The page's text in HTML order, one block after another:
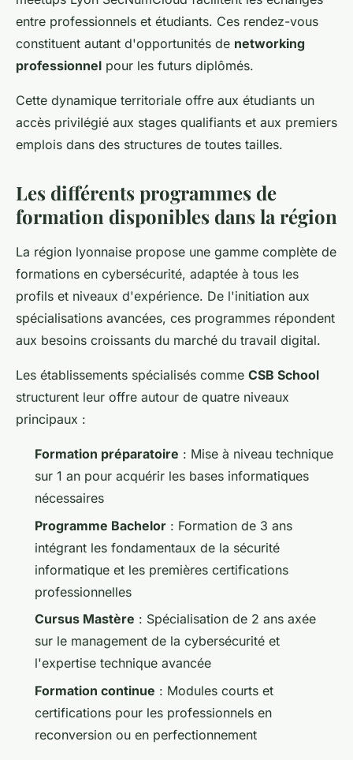
entre professionnels et étudiants. Ces rendez-vous
constituent autant d'opportunités de networking
professionnel pour les futurs diplômés.
Cette dynamique territoriale offre aux étudiants un
accès privilégié aux stages qualifiants et aux premiers
emplois dans des structures de toutes tailles.
Les différents programmes de
formation disponibles dans la région
La région lyonnaise propose une gamme complète de
formations en cybersécurité, adaptée à tous les
profils et niveaux d'expérience. De l'initiation aux
spécialisations avancées, ces programmes répondent
aux besoins croissants du marché du travail digital.
Les établissements spécialisés comme CSB School
structurent leur offre autour de quatre niveaux
principaux :
Formation préparatoire : Mise à niveau technique
sur 1 an pour acquérir les bases informatiques
nécessaires
Programme Bachelor : Formation de 3 ans
intégrant les fondamentaux de la sécurité
informatique et les premières certifications
professionnelles
Cursus Mastère : Spécialisation de 2 ans axée
sur le management de la cybersécurité et
l'expertise technique avancée
Formation continue : Modules courts et
certifications pour les professionnels en
reconversion ou en perfectionnement